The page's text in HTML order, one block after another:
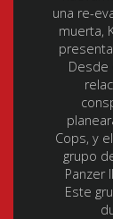
una re-
muerta,
Desde
Cops, y
grupo
Panzer
Este